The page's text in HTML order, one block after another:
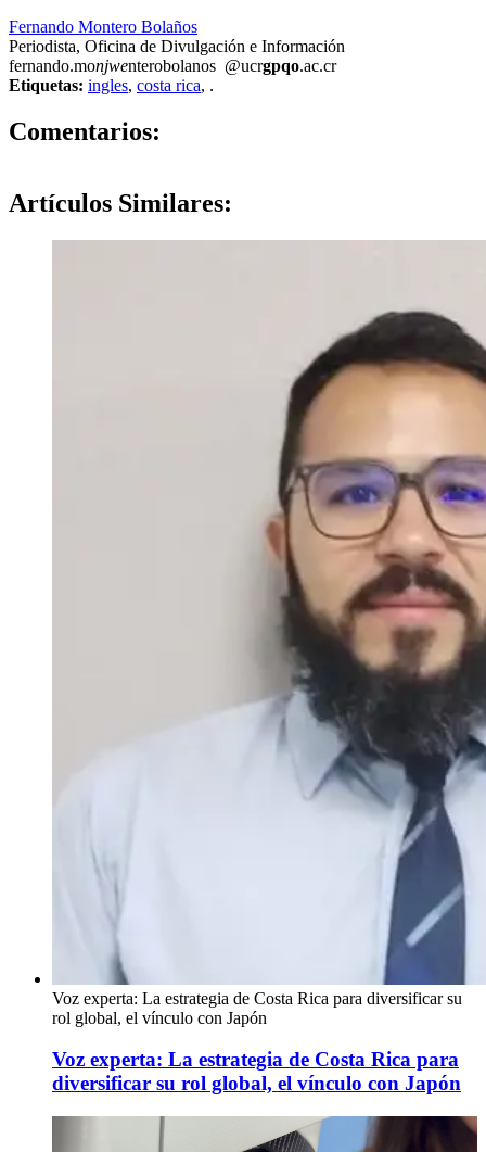
Fernando Montero Bolaños
Periodista, Oficina de Divulgación e Información
fernando.monjwenterobolanos @ucrgpqo.ac.cr
Etiquetas: ingles, costa rica, .
Comentarios:
Artículos Similares:
Voz experta: La estrategia de Costa Rica para diversificar su
rol global, el vínculo con Japón
Voz experta: La estrategia de Costa Rica para
diversificar su rol global, el vínculo con Japón